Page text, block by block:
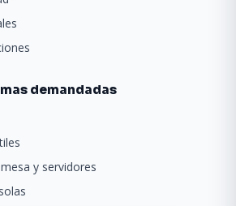
demandadas
y servidores